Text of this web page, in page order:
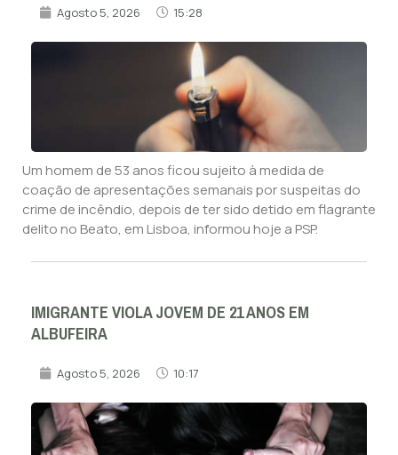
Agosto 5, 2026 15:28
Um homem de 53 anos ficou sujeito à medida de
coação de apresentações semanais por suspeitas do
crime de incêndio, depois de ter sido detido em flagrante
delito no Beato, em Lisboa, informou hoje a PSP.
IMIGRANTE VIOLA JOVEM DE 21 ANOS EM
ALBUFEIRA
Agosto 5, 2026 10:17